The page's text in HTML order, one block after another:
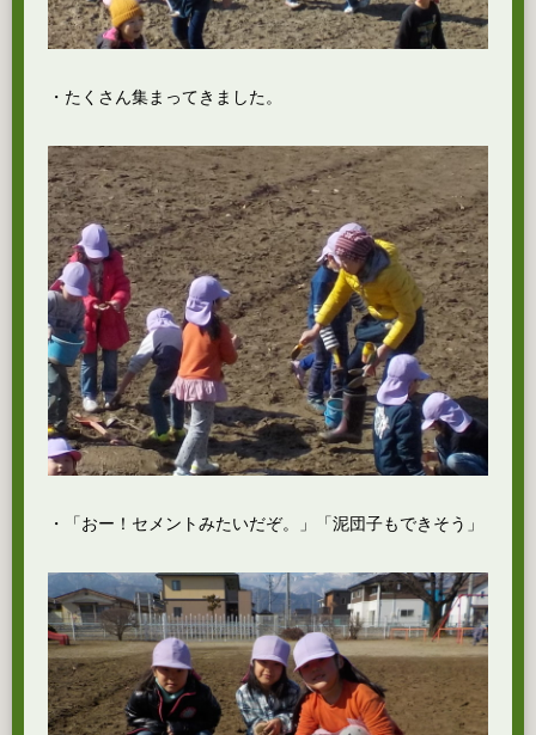
・たくさん集まってきました。
・「おー！セメントみたいだぞ。」「泥団子もできそう」